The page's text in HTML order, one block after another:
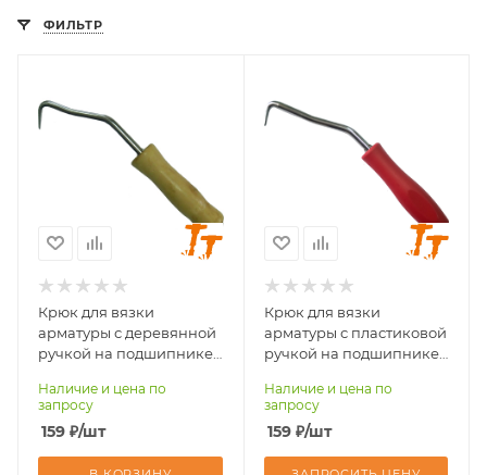
ФИЛЬТР
Крюк для вязки
арматуры с деревянной
ручкой на подшипнике
Наличие и цена по
запросу
159 ₽/шт
Крюк для вязки
арматуры с пластиковой
ручкой на подшипнике
Наличие и цена по
запросу
159₽/шт